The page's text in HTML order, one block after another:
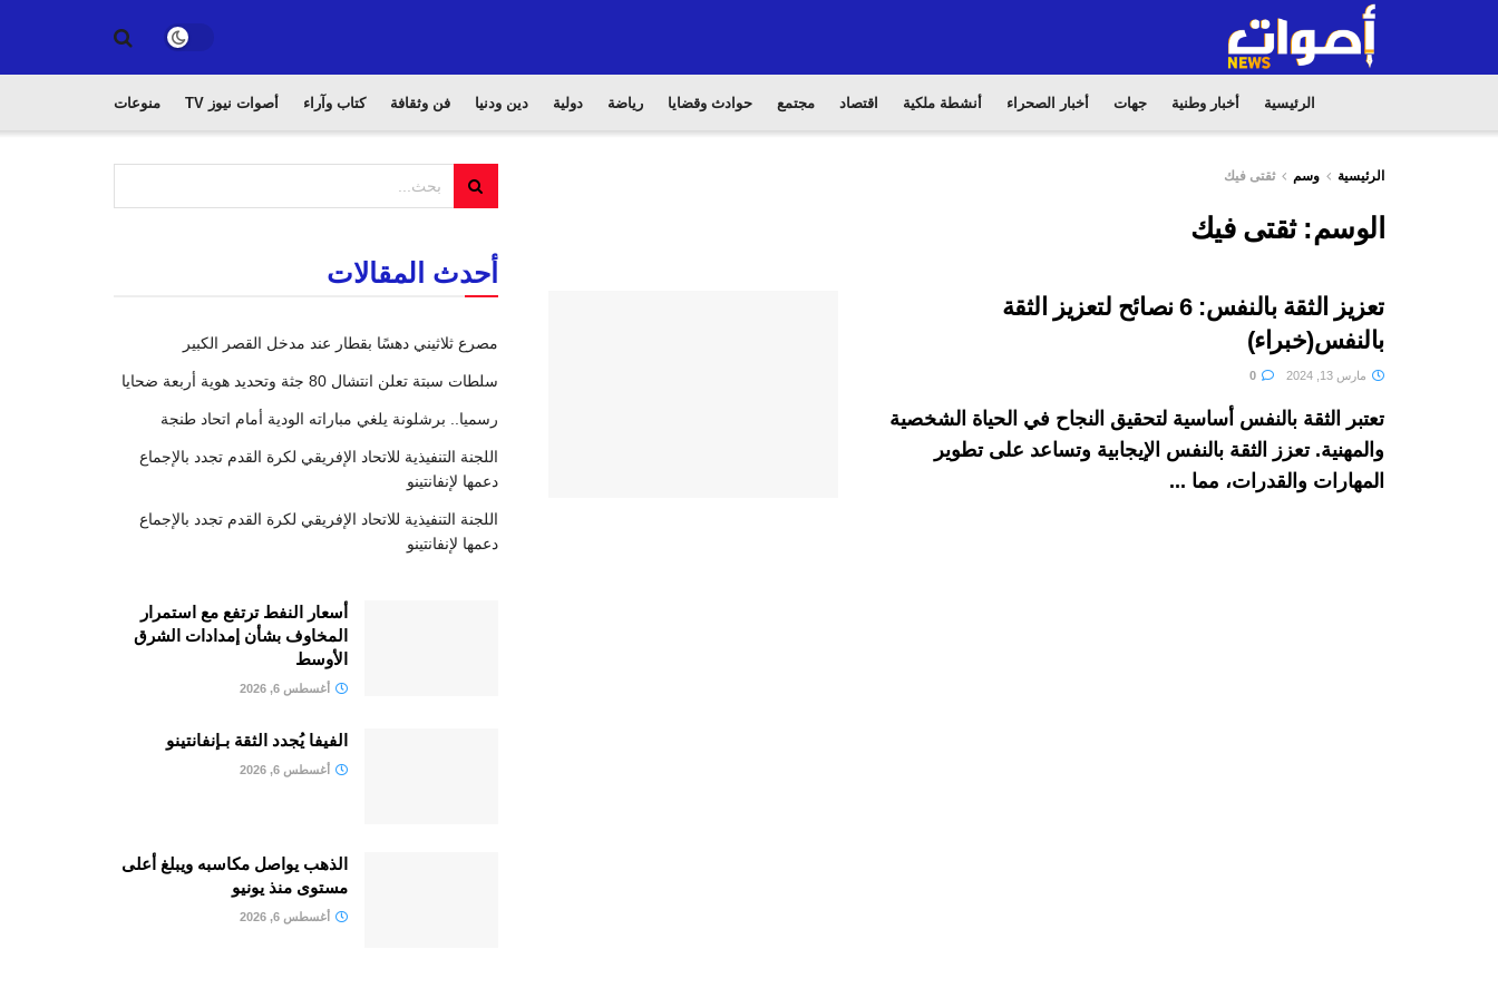
الرئيسية أخبار وطنية جهات أخبار الصحراء أنشطة ملكية اقتصاد مجتمع حوادث وقضايا رياضة دولية دين ودنيا فن وثقافة كتاب وآراء أصوات نيوز TV منوعات
الرئيسية وسم ثقتى فيك
الوسم:ثقتى فيك
تعزيز الثقة بالنفس: 6 نصائح لتعزيز الثقة
بالنفس(خبراء)
مارس 13, 2024
تعتبر الثقة بالنفس أساسية لتحقيق النجاح في الحياة الشخصية
والمهنية. تعزز الثقة بالنفس الإيجابية وتساعد على تطوير
المهارات والقدرات، مما ...
أحدث المقالات
مصرع ثلاثيني دهسًا بقطار عند مدخل القصر الكبير
سلطات سبتة تعلن انتشال 80 جثة وتحديد هوية أربعة ضحايا
رسميا.. برشلونة يلغي مباراته الودية أمام اتحاد طنجة
اللجنة التنفيذية للاتحاد الإفريقي لكرة القدم تجدد بالإجماع
دعمها لإنفانتينو
اللجنة التنفيذية للاتحاد الإفريقي لكرة القدم تجدد بالإجماع
دعمها لإنفانتينو
أسعار النفط ترتفع مع استمرار
المخاوف بشأن إمدادات الشرق
الأوسط
أغسطس 6, 2026
الفيفا يُجدد الثقة بـإنفانتينو
أغسطس 6, 2026
الذهب يواصل مكاسبه ويبلغ أعلى
مستوى منذ يونيو
أغسطس 6, 2026